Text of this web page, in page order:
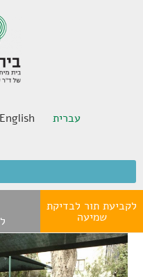
עברית English
לקביעת תור לבדיקת
שמיעה